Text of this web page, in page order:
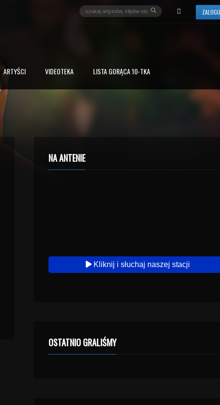
ARTYŚCI VIDEOTEKA LISTA GORĄCA 10-TKA
NA ANTENIE
Kliknij i słuchaj naszej stacji
OSTATNIO GRALIŚMY